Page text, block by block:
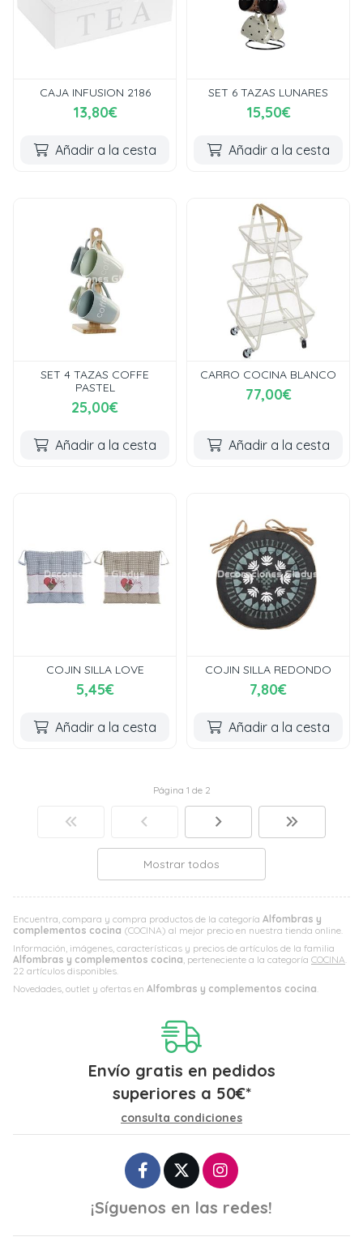
Encuentra, compara y compra productos de la categoría Alfombras y
complementos cocina (COCINA) al mejor precio en nuestra tienda online.
Información, imágenes, características y precios de artículos de la familia
Alfombras y complementos cocina, perteneciente a la categoría COCINA.
22 artículos disponibles.
Novedades, outlet y ofertas en Alfombras y complementos cocina.
CAJA INFUSION 2186
13,80€
Añadir a la cesta
SET 6 TAZAS LUNARES
15,50€
Añadir a la cesta
SET 4 TAZAS COFFE
PASTEL
25,00€
Añadir a la cesta
CARRO COCINA BLANCO
77,00€
Añadir a la cesta
COJIN SILLA LOVE
5,45€
Añadir a la cesta
COJIN SILLA REDONDO
7,80€
Añadir a la cesta
Página 1 de 2
Mostrar todos
Envío gratis en pedidos
superiores a 50€*
consulta condiciones
¡Síguenos en las redes!